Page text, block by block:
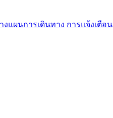
งแผนการเดินทาง การแจ้งเตือน